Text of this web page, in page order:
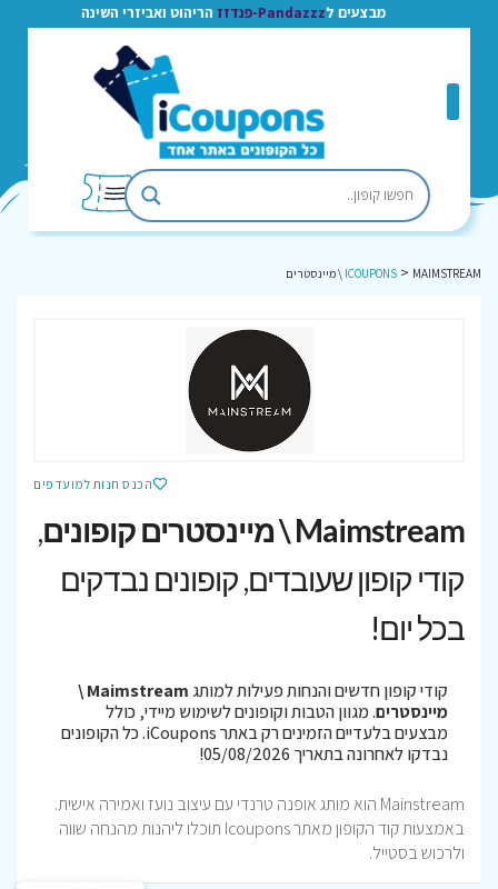
מבצעים ל Pandazzz-פנדזז הריהוט ואביזרי השינה
ICOUPONS > MAIMSTREAM \ מיינסטרים
הכנס חנות למועדפים
Maimstream \ מיינסטרים קופונים
,
קודי קופון שעובדים, קופונים נבדקים
בכל יום!
קודי קופון חדשים והנחות פעילות למותג
Maimstream \
מיינסטרים. מגוון הטבות וקופונים לשימוש מיידי, כולל
מבצעים בלעדיים הזמינים רק באתר iCoupons. כל הקופונים
נבדקו לאחרונה בתאריך 05/08/2026!
Mainstream הוא מותג אופנה טרנדי עם עיצוב נועז ואמירה אישית.
באמצעות קוד הקופון מאתר Icoupons תוכלו ליהנות מהנחה שווה
ולרכוש בסטייל.